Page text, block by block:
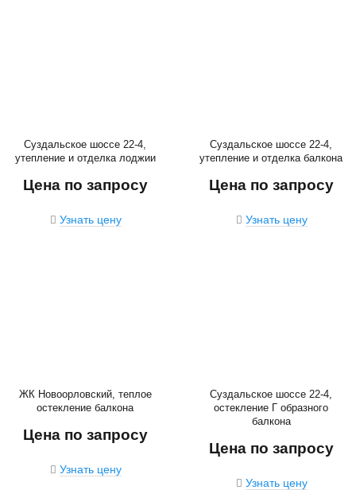
Суздальское шоссе 22-4,
утепление и отделка лоджии
Цена по запросу
Узнать цену
Суздальское шоссе 22-4,
утепление и отделка балкона
Цена по запросу
Узнать цену
ЖК Новоорловский, теплое
остекление балкона
Цена по запросу
Узнать цену
Суздальское шоссе 22-4,
остекление Г образного
балкона
Цена по запросу
Узнать цену